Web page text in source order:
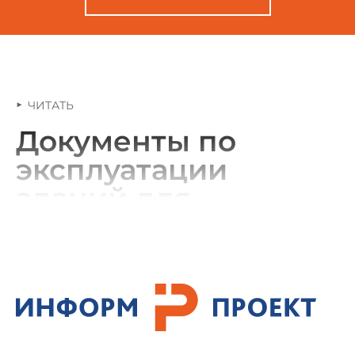
ЧИТАТЬ
Документы по
эксплуатации
зданий для
надежный источник нормативной и справочной
документации для специалистов, занимающихся
обслуживанием, ремонтом и содержанием жилых,
административных и промышленных объектов. С